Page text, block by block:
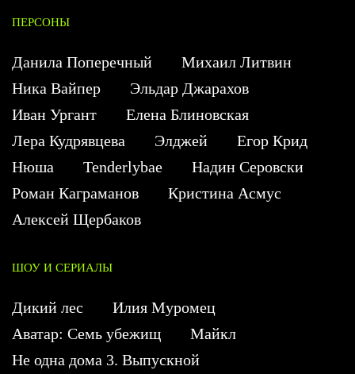
ПЕРСОНЫ
Данила Поперечный
Михаил Литвин
Ника Вайпер
Эльдар Джарахов
Иван Ургант
Елена Блиновская
Лера Кудрявцева
Элджей
Егор Крид
Нюша
Tenderlybae
Надин Серовски
Роман Каграманов
Кристина Асмус
Алексей Щербаков
ШОУ И СЕРИАЛЫ
Дикий лес
Илия Муромец
Аватар: Семь убежищ
Майкл
Не одна дома 3. Выпускной